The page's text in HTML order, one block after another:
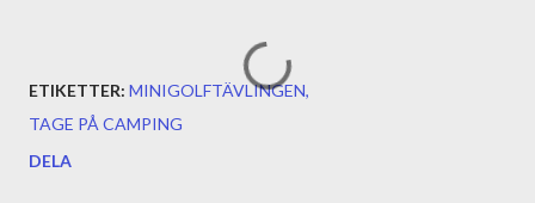
ETIKETTER: MINIGOLFTÄVLINGEN
TAGE PÅ CAMPING
DELA